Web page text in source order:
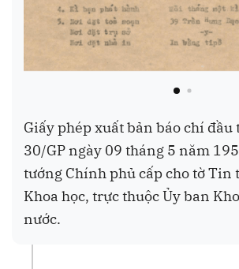
Giấy phép xuất bản báo chí đầu
30/GP ngày 09 tháng 5 năm
tướng Chính phủ cấp cho tờ Tin
Khoa học, trực thuộc Ủy ban
nước.